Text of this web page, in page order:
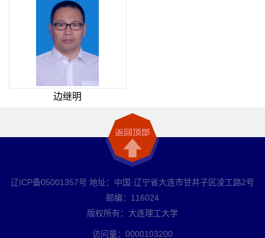
边继明
辽ICP备05001357号 地址：中国·辽宁省大连市甘井子区凌工路2号
邮编：116024
版权所有：大连理工大学
访问量： 0000103200